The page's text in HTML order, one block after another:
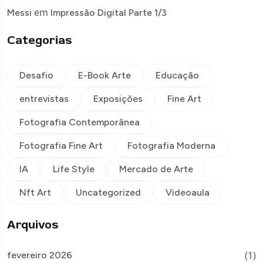
Messi em Impressão Digital Parte 1/3
Categorias
Desafio E-Book Arte Educação
entrevistas Exposições Fine Art
Fotografia Contemporânea
Fotografia Fine Art Fotografia Moderna
IA Life Style Mercado de Arte
Nft Art Uncategorized Videoaula
Arquivos
fevereiro 2026 (1)